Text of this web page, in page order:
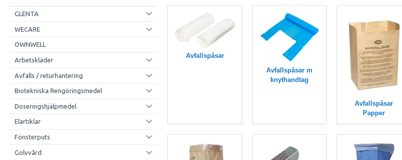
GLENTA
WECARE
OWNWELL
Arbetskläder
Avfalls / returhantering
Biotekniska Rengöringsmedel
Doseringshjälpmedel
Elartiklar
Fönsterputs
Golvvård
Avfallspåsar
Avfallspåsar m
knythandtag
Avfallspåsar
Papper